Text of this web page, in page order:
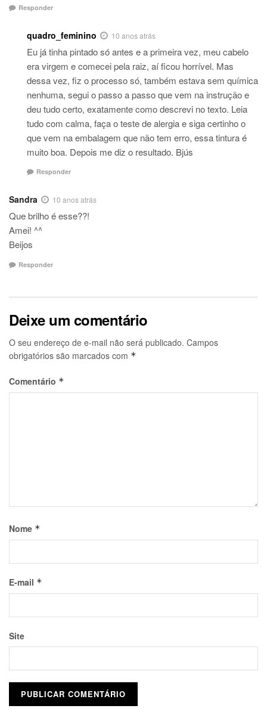
Responder
quadro_feminino 10 anos atrás
Eu já tinha pintado só antes e a primeira vez, meu cabelo
era virgem e comecei pela raiz, aí ficou horrível. Mas
dessa vez, fiz o processo só, também estava sem química
nenhuma, segui o passo a passo que vem na instrução e
deu tudo certo, exatamente como descrevi no texto. Leia
tudo com calma, faça o teste de alergia e siga certinho o
que vem na embalagem que não tem erro, essa tintura é
muito boa. Depois me diz o resultado. Bjús
Responder
Sandra 10 anos atrás
Que brilho é esse??!
Amei! ^^
Beijos
Responder
Deixe um comentário
O seu endereço de e-mail não será publicado. Campos
obrigatórios são marcados com *
Comentário *
Nome *
E-mail *
Site